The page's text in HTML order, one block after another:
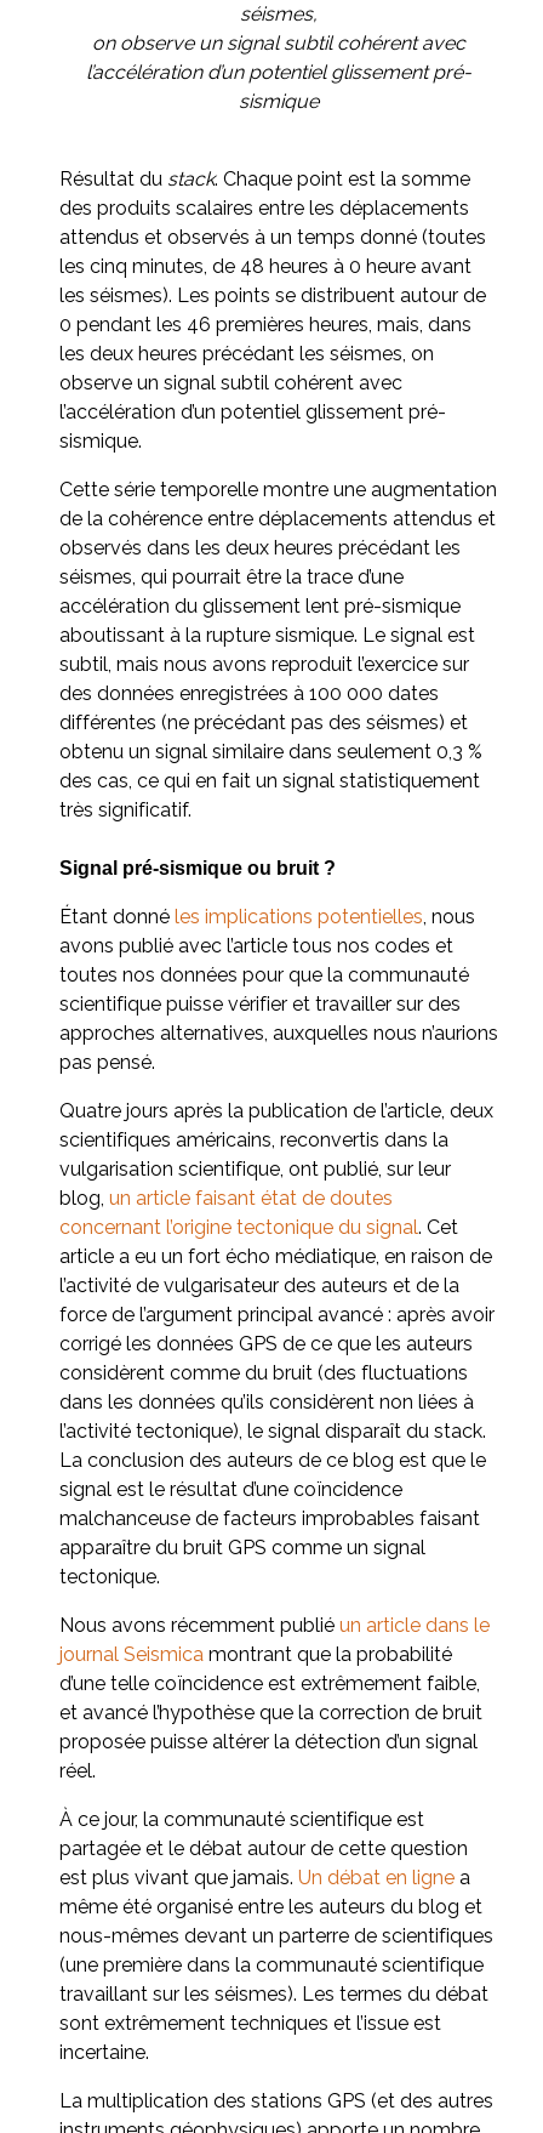
séismes,
on observe un signal subtil cohérent avec
l’accélération d’un potentiel glissement pré-
sismique
Résultat du stack. Chaque point est la somme
des produits scalaires entre les déplacements
attendus et observés à un temps donné (toutes
les cinq minutes, de 48 heures à 0 heure avant
les séismes). Les points se distribuent autour de
0 pendant les 46 premières heures, mais, dans
les deux heures précédant les séismes, on
observe un signal subtil cohérent avec
l’accélération d’un potentiel glissement pré-
sismique.
Cette série temporelle montre une augmentation
de la cohérence entre déplacements attendus et
observés dans les deux heures précédant les
séismes, qui pourrait être la trace d’une
accélération du glissement lent pré-sismique
aboutissant à la rupture sismique. Le signal est
subtil, mais nous avons reproduit l’exercice sur
des données enregistrées à 100 000 dates
différentes (ne précédant pas des séismes) et
obtenu un signal similaire dans seulement 0,3 %
des cas, ce qui en fait un signal statistiquement
très significatif.
Signal pré-sismique ou bruit ?
Étant donné les implications potentielles , nous
avons publié avec l’article tous nos codes et
toutes nos données pour que la communauté
scientifique puisse vérifier et travailler sur des
approches alternatives, auxquelles nous n’aurions
pas pensé.
Quatre jours après la publication de l’article, deux
scientifiques américains, reconvertis dans la
vulgarisation scientifique, ont publié, sur leur
blog, un article faisant état de doutes
concernant l’origine tectonique du signal. Cet
article a eu un fort écho médiatique, en raison de
l’activité de vulgarisateur des auteurs et de la
force de l’argument principal avancé : après avoir
corrigé les données GPS de ce que les auteurs
considèrent comme du bruit (des fluctuations
dans les données qu’ils considèrent non liées à
l’activité tectonique), le signal disparaît du stack.
La conclusion des auteurs de ce blog est que le
signal est le résultat d’une coïncidence
malchanceuse de facteurs improbables faisant
apparaître du bruit GPS comme un signal
tectonique.
Nous avons récemment publié un article dans le
journal Seismica montrant que la probabilité
d’une telle coïncidence est extrêmement faible,
et avancé l’hypothèse que la correction de bruit
proposée puisse altérer la détection d’un signal
réel.
À ce jour, la communauté scientifique est
partagée et le débat autour de cette question
est plus vivant que jamais. Un débat en ligne a
même été organisé entre les auteurs du blog et
nous-mêmes devant un parterre de scientifiques
(une première dans la communauté scientifique
travaillant sur les séismes). Les termes du débat
sont extrêmement techniques et l’issue est
incertaine.
La multiplication des stations GPS (et des autres